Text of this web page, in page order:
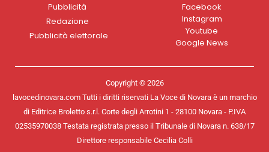
Pubblicità
Redazione
Pubblicità elettorale
Facebook
Instagram
Youtube
Google News
Copyright © 2026
lavocedinovara.com Tutti i diritti riservati La Voce di Novara è un marchio
di Editrice Broletto s.r.l. Corte degli Arrotini 1 - 28100 Novara - P.IVA
02535970038 Testata registrata presso il Tribunale di Novara n. 638/17
Direttore responsabile Cecilia Colli